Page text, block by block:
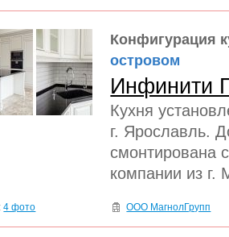
Конфигурация
островом
Инфинити
Кухня
г. Ярославль.
смонтирована
компании из г.
4 фото ООО МагнолГрупп